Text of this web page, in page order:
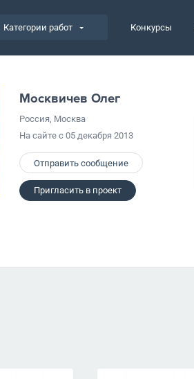
Категории работ Конкурсы
Москвичев Олег
Россия, Москва
На сайте с 05 декабря 2013
Отправить сообщение
Пригласить в проект